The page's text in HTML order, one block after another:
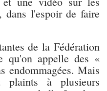
dans l'espoir de faire
de la Fédération
qu'on appelle des «
endommagées. Mais
plaints à plusieurs